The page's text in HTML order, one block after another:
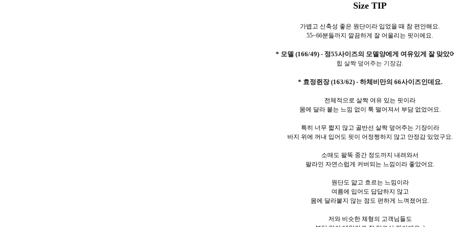
Size TIP
가볍고 신축성 좋은 원단이라 입었을 때 참 편안해요.
55~66분들까지 깔끔하게 잘 어울리는 핏이에요.
* 모델 (166/49) - 정55사이즈의 모델양에게 여유있게 잘 맞았
힙 살짝 덮어주는 기장감.
* 효정쥔장 (163/62) - 하체비만의 66사이즈인데요.
전체적으로 살짝 여유 있는 핏이라
몸에 달라 붙는 느낌 없이 툭 떨어져서 부담 없었어요.
특히 너무 짧지 않고 골반선 살짝 덮어주는 기장이라
바지 위에 꺼내 입어도 핏이 어정쩡하지 않고 안정감 있었구요.
소매도 팔뚝 중간 정도까지 내려와서
팔라인 자연스럽게 커버되는 느낌이라 좋았어요.
원단도 얇고 흐르는 느낌이라
여름에 입어도 답답하지 않고
몸에 달라붙지 않는 점도 편하게 느껴졌어요.
저와 비슷한 체형의 고객님들도